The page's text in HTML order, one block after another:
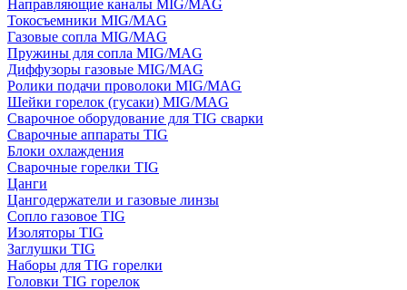
Направляющие каналы MIG/MAG
Токосъемники MIG/MAG
Газовые сопла MIG/MAG
Пружины для сопла MIG/MAG
Диффузоры газовые MIG/MAG
Ролики подачи проволоки MIG/MAG
Шейки горелок (гусаки) MIG/MAG
Сварочное оборудование для TIG сварки
Сварочные аппараты TIG
Блоки охлаждения
Сварочные горелки TIG
Цанги
Цангодержатели и газовые линзы
Сопло газовое TIG
Изоляторы TIG
Заглушки TIG
Наборы для TIG горелки
Головки TIG горелок